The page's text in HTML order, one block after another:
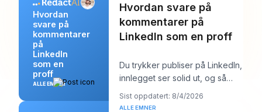
Hvordan
svare på
kommentarer
på
LinkedIn
som en
proff
ALLE EMNER
Hvordan svare på
kommentarer på
LinkedIn som en proff
Du trykker publiser på LinkedIn,
innlegget ser solid ut, og så
begynner arbeidet. Noen få
kommentare
Sist oppdatert: 8/4/2026
ALLE EMNER